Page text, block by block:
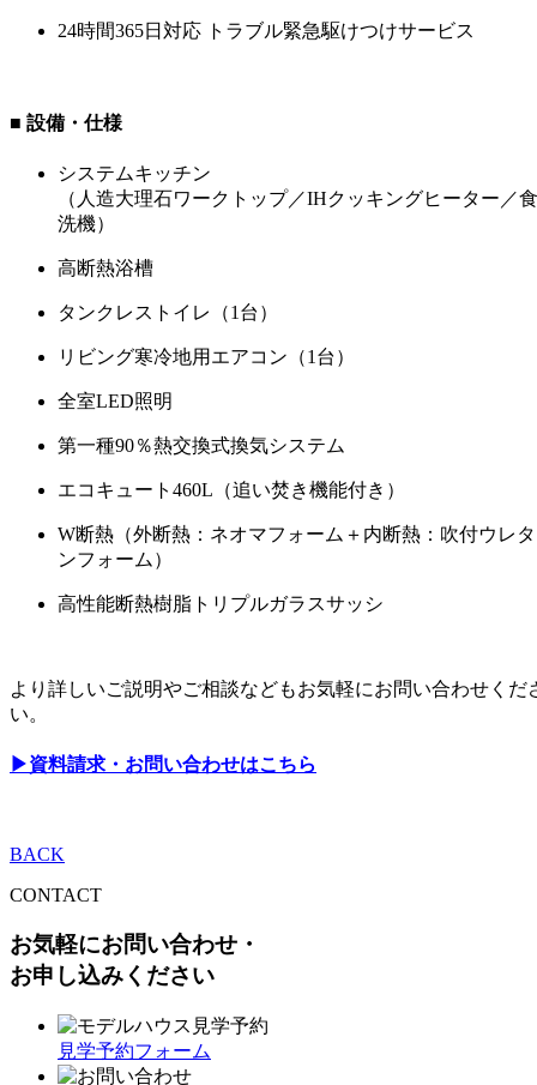
24時間365日対応 トラブル緊急駆けつけサービス
■ 設備・仕様
システムキッチン
（人造大理石ワークトップ／IHクッキングヒーター／食
洗機）
高断熱浴槽
タンクレストイレ（1台）
リビング寒冷地用エアコン（1台）
全室LED照明
第一種90％熱交換式換気システム
エコキュート460L（追い焚き機能付き）
W断熱（外断熱：ネオマフォーム＋内断熱：吹付ウレタ
ンフォーム）
高性能断熱樹脂トリプルガラスサッシ
より詳しいご説明やご相談などもお気軽にお問い合わせくだ
い。
▶︎資料請求・お問い合わせはこちら
BACK
CONTACT
お気軽にお問い合わせ・
お申し込みください
見学予約フォーム